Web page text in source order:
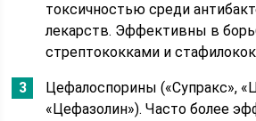
токсичностью среди
лекарств. Эффективны в
стрептококками и
Цефалоспорины («Супракс»,
«Цефазолин»). Часто более